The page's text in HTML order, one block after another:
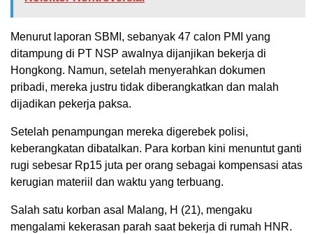
Menurut laporan SBMI, sebanyak 47 calon PMI yang
ditampung di PT NSP awalnya dijanjikan bekerja di
Hongkong. Namun, setelah menyerahkan dokumen
pribadi, mereka justru tidak diberangkatkan dan malah
dijadikan pekerja paksa.
Setelah penampungan mereka digerebek polisi,
keberangkatan dibatalkan. Para korban kini menuntut ganti
rugi sebesar Rp15 juta per orang sebagai kompensasi atas
kerugian materiil dan waktu yang terbuang.
Salah satu korban asal Malang, H (21), mengaku
mengalami kekerasan parah saat bekerja di rumah HNR.